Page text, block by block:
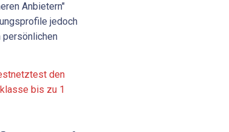
Anbietern"
jedoch
persönlichen
den
bis zu 1